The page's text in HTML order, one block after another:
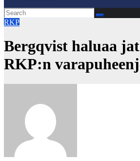
RKP
Bergqvist haluaa
RKP:n